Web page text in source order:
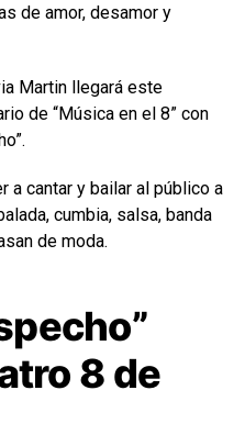
de amor, desamor y
Martin llegará este
de “Música en el 8” con
a cantar y bailar al público a
cumbia, salsa, banda
de moda.
8 de